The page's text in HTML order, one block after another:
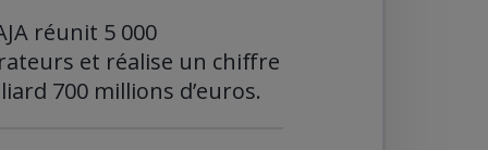
réunit 5 000
et réalise un chiffre
700 millions d’euros.